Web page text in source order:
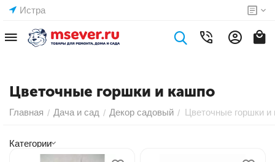
Истра
Цветочные горшки и кашпо
Главная / Дача и сад / Декор садовый / Цветочные горшки и
Категории